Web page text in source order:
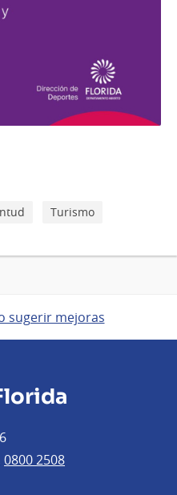
Turismo
sugerir mejoras
0800 2508